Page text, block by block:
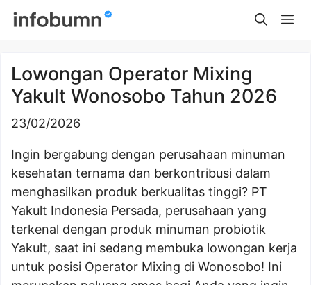
Skip
Lowongan Operator Mixing
Yakult Wonosobo Tahun 2026
23/02/2026
Ingin bergabung dengan perusahaan minuman
kesehatan ternama dan berkontribusi dalam
menghasilkan produk berkualitas tinggi? PT
Yakult Indonesia Persada, perusahaan yang
terkenal dengan produk minuman probiotik
Yakult, saat ini sedang membuka lowongan kerja
untuk posisi Operator Mixing di Wonosobo! Ini